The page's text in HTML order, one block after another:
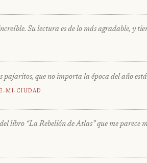
Su lectura es de lo más agradable, y
pajaritos, que no importa la época del año
Mi-Ciudad
libro “La Rebelión de Atlas” que me